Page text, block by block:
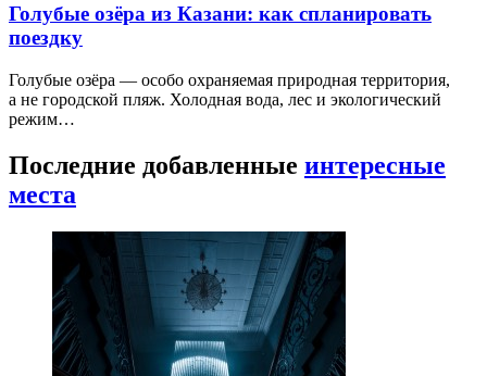
Голубые озёра из Казани: как спланировать
поездку
Голубые озёра — особо охраняемая природная территория,
а не городской пляж. Холодная вода, лес и экологический
режим…
Последние добавленные интересные
места